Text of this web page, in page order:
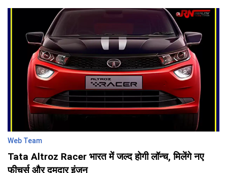
Web Team
Tata Altroz Racer भारत में जल्द होगी लॉन्च, मिलेंगे नए
फीचर्स और दमदार इंजन